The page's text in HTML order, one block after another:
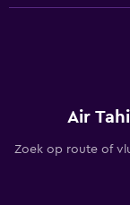
Air
Zoek op route of